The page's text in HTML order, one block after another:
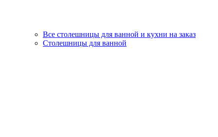
Все столешницы для ванной и кухни на заказ
Столешницы для ванной